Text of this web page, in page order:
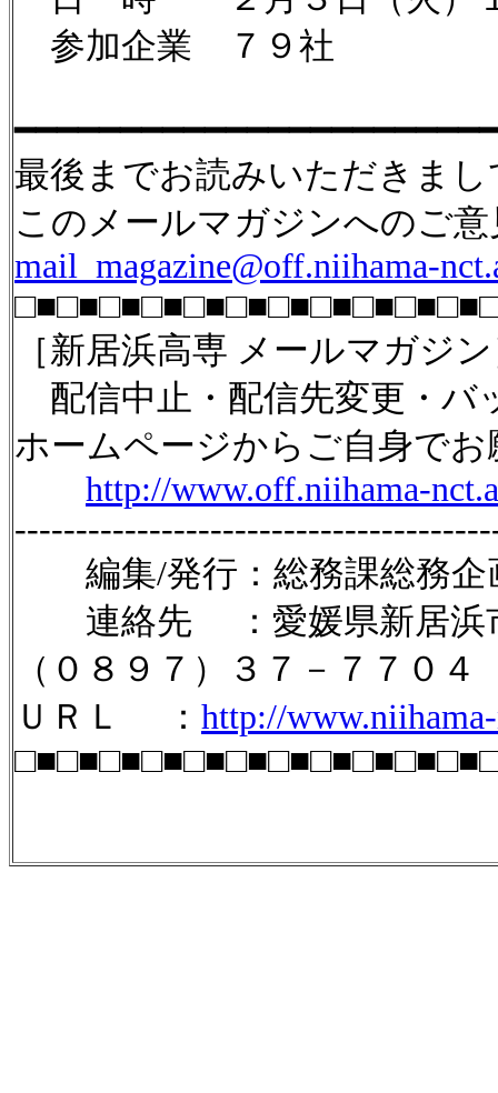
参加企業 ７９社
最後までお読みいただきま
このメールマガジンへのご
mail_magazine@off.niihama-
［新居浜高専 メールマガジ
配信中止・配信先変更・バ
ホームページからご自身で
http://www.off.niihama-
編集/発行：総務課総務企
連絡先 ：愛媛県新居浜
（０８９７）３７－７７０４
ＵＲＬ ： http://